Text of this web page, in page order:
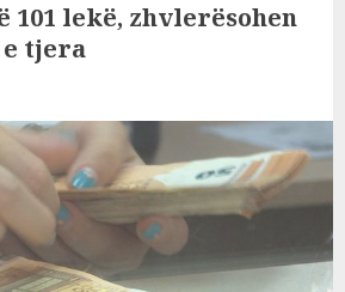
101 lekë, zhvlerësohen
tjera